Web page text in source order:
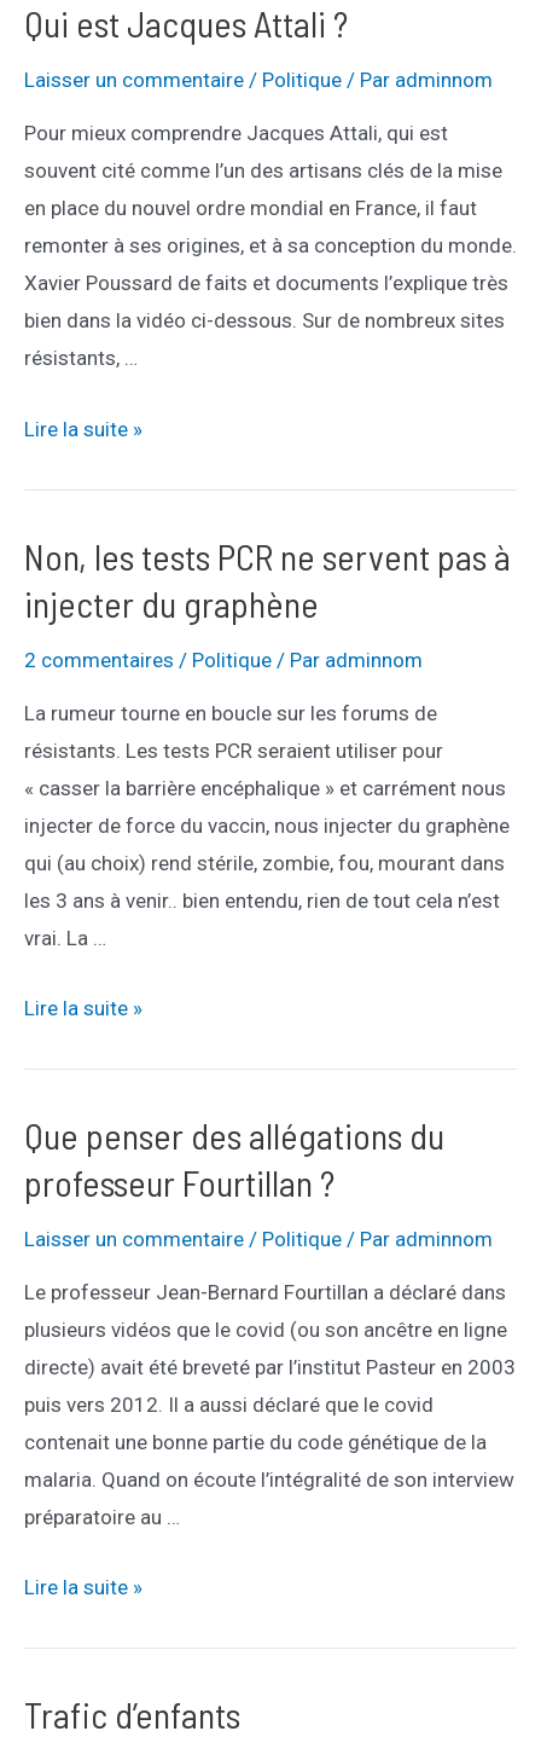
pour
de
vrai
Qui est Jacques Attali ?
Laisser un commentaire / Politique / Par adminnom
Pour mieux comprendre Jacques Attali, qui est
souvent cité comme l’un des artisans clés de la mise
en place du nouvel ordre mondial en France, il faut
remonter à ses origines, et à sa conception du monde.
Xavier Poussard de faits et documents l’explique très
bien dans la vidéo ci-dessous. Sur de nombreux sites
résistants, …
Qui
Attali
?
Lire la suite »
Non, les tests PCR ne servent pas à
injecter du graphène
2 commentaires / Politique / Par adminnom
La rumeur tourne en boucle sur les forums de
résistants. Les tests PCR seraient utiliser pour
« casser la barrière encéphalique » et carrément nous
injecter de force du vaccin, nous injecter du graphène
qui (au choix) rend stérile, zombie, fou, mourant dans
les 3 ans à venir.. bien entendu, rien de tout cela n’est
vrai. La …
Non,
PCR
ne
servent
pas
injecter
du
graphène
Lire la suite »
Que penser des allégations du
professeur Fourtillan ?
Laisser un commentaire / Politique / Par adminnom
Le professeur Jean-Bernard Fourtillan a déclaré dans
plusieurs vidéos que le covid (ou son ancêtre en ligne
directe) avait été breveté par l’institut Pasteur en 2003
puis vers 2012. Il a aussi déclaré que le covid
contenait une bonne partie du code génétique de la
malaria. Quand on écoute l’intégralité de son interview
préparatoire au …
Que
allégations
du
Lire la suite »
Trafic d’enfants